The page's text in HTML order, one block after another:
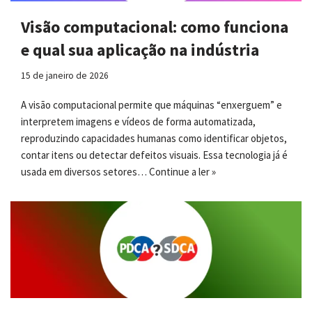
Visão computacional: como funciona
e qual sua aplicação na indústria
15 de janeiro de 2026
A visão computacional permite que máquinas “enxerguem” e
interpretem imagens e vídeos de forma automatizada,
reproduzindo capacidades humanas como identificar objetos,
contar itens ou detectar defeitos visuais. Essa tecnologia já é
usada em diversos setores… Continue a ler »